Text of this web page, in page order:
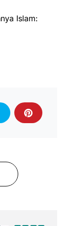
Islam: